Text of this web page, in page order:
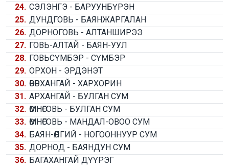
24. СЭЛЭНГЭ - БАРУУНБҮРЭН
25. ДУНДГОВЬ - БАЯНЖАРГАЛАН
26. ДОРНОГОВЬ - АЛТАНШИРЭЭ
27. ГОВЬ-АЛТАЙ - БАЯН-УУЛ
28. ГОВЬСҮМБЭР - СҮМБЭР
29. ОРХОН - ЭРДЭНЭТ
30. ӨВӨРХАНГАЙ - ХАРХОРИН
31. АРХАНГАЙ - БУЛГАН СУМ
32. ӨМНӨГОВЬ - БУЛГАН СУМ
33. ӨМНӨГОВЬ - МАНДАЛ-ОВОО СУМ
34. БАЯН-ӨЛГИЙ - НОГООННУУР СУМ
35. ДОРНОД - БАЯНДУН СУМ
36. БАГАХАНГАЙ ДҮҮРЭГ